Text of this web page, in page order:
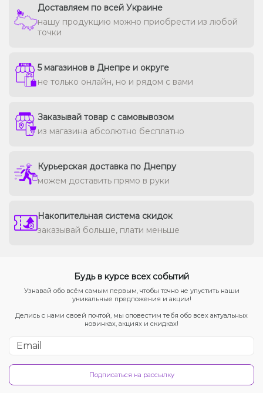
Доставляем по всей Украине
нашу продукцию можно приобрести из любой
точки
5 магазинов в Днепре и округе
не только онлайн, но и рядом с вами
Заказывай товар с самовывозом
из магазина абсолютно бесплатно
Курьерская доставка по Днепру
можем доставить прямо в руки
Накопительная система скидок
заказывай больше, плати меньше
Будь в курсе всех событий
Узнавай обо всём самым первым, чтобы точно не упустить наши
уникальные предложения и акции!
Делись с нами своей почтой, мы оповестим тебя обо всех актуальных
новинках, акциях и скидках!
Подписаться на рассылку